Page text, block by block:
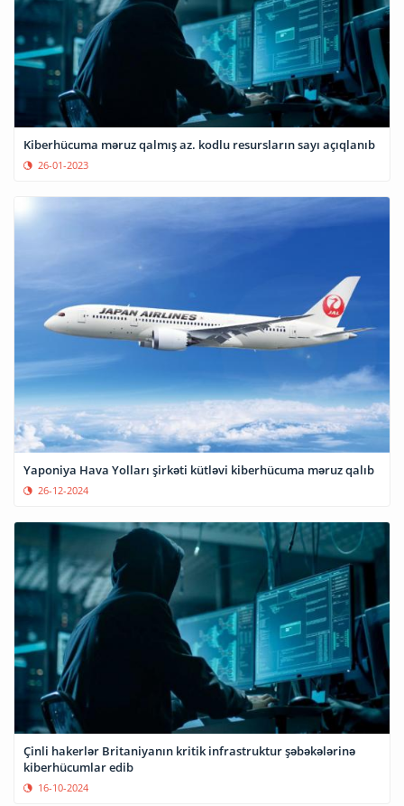
Kiberhücuma məruz qalmış az. kodlu resursların sayı açıqlanıb
26-01-2023
Yaponiya Hava Yolları şirkəti kütləvi kiberhücuma məruz qalıb
26-12-2024
Çinli hakerlər Britaniyanın kritik infrastruktur şəbəkələrinə
kiberhücumlar edib
16-10-2024